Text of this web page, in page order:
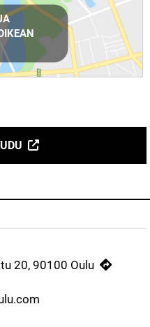
20, 90100 Oulu